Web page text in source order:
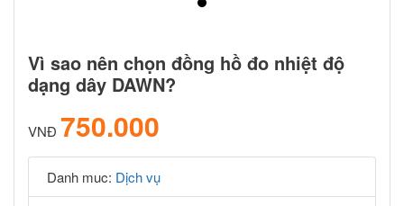
Vì sao nên chọn đồng hồ đo nhiệt độ
dạng dây DAWN?
VNĐ 750.000
Danh muc: Dịch vụ